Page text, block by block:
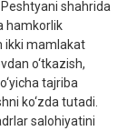
shahrida
hamkorlik
ikki mamlakat
o‘tkazish,
tajriba
ko‘zda tutadi.
salohiyatini